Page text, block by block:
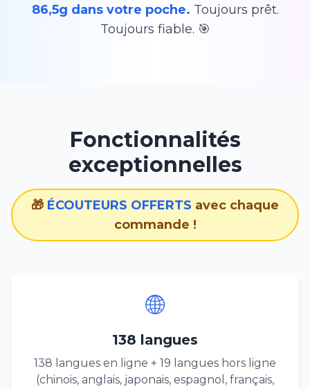
86,5g dans votre poche. Toujours prêt.
Toujours fiable. 🎯
Fonctionnalités
exceptionnelles
🎁 ÉCOUTEURS OFFERTS avec chaque
commande !
🌐
138 langues
138 langues en ligne + 19 langues hors ligne
(chinois, anglais, japonais, espagnol, français,